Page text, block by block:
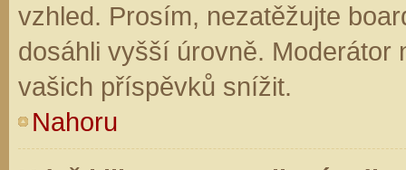
vzhled. Prosím, nezatěžujte
dosáhli vyšší úrovně. Moderátor
vašich příspěvků snížit.
Nahoru